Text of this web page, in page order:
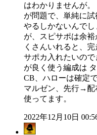
はわかりませんが
が問題で、単純に
やるしかないんで
が、スピサポは余
くさんいれると、
サポカ入れたいの
が良く使う編成は
CB、ハローは確定
マルゼン、先行→配
使ってます。
2022年12月10日